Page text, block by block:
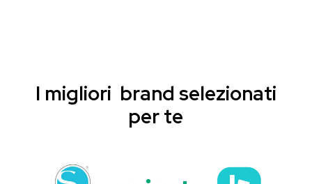
I migliori brand selezionati
per te